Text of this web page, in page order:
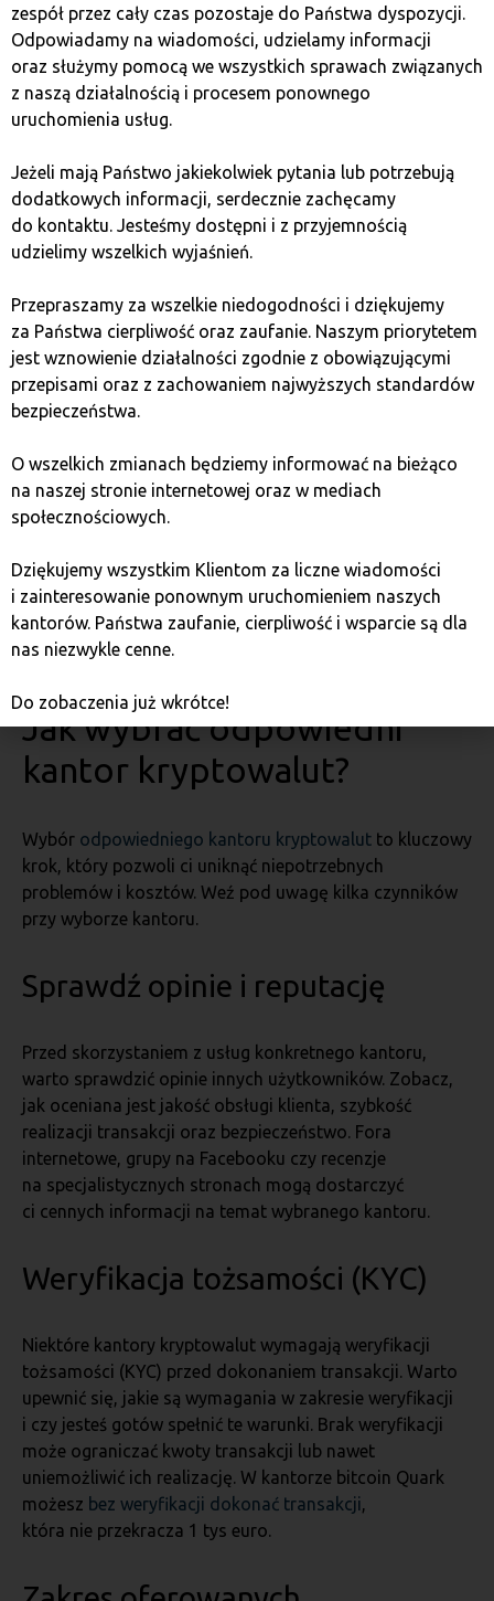
Opłaty za wpłatę i wypłatę
środków
dodatkowe opłaty za wpłatę iwypłatę środków,
zwłaszcza jeśli transakcje obejmują waluty fiducjarne.
Opłaty te mogą dotyczyć zarówno przelewów
bankowych, jak i płatności kartą kredytową lub
związane z wypłatą środków w gotówce
w stacjonarnym kantorze.
Koszty wymiany walut
fiducjarnych
Jeśli kantor kryptowalut oferuje możliwość wymiany
walut fiducjarnych (np. EUR, USD) na kryptowaluty,
z przeliczeniem walut. Warto zwrócić uwagę na kurs
wymiany oferowany przez kantor, aby upewnić się,
że jest on konkurencyjny w porównaniu do kursów
oferowanych przez inne platformy.
Jak wybrać odpowiedni
kantor kryptowalut?
Wybór odpowiedniego kantoru kryptowalut to kluczowy
krok, który pozwoli ci uniknąć niepotrzebnych
problemów i kosztów. Weź pod uwagę kilka czynników
przy wyborze kantoru.
Sprawdź opinie i reputację
Przed skorzystaniem z usług konkretnego kantoru,
warto sprawdzić opinie innych użytkowników. Zobacz,
jak oceniana jest jakość obsługi klienta, szybkość
realizacji transakcji oraz bezpieczeństwo. Fora
internetowe, grupy na Facebooku czy recenzje
na specjalistycznych stronach mogą dostarczyć
ci cennych informacji na temat wybranego kantoru.
Weryfikacja tożsamości (KYC)
Niektóre kantory kryptowalut wymagają weryfikacji
tożsamości (KYC) przed dokonaniem transakcji. Warto
upewnić się, jakie są wymagania w zakresie weryfikacji
i czy jesteś gotów spełnić te warunki. Brak weryfikacji
może ograniczać kwoty transakcji lub nawet
uniemożliwić ich realizację. W kantorze bitcoin Quark
możesz bez weryfikacji dokonać transakcji,
która nie przekracza 1 tys euro.
zespół przez cały czas pozostaje do Państwa dyspozycji.
Odpowiadamy na wiadomości, udzielamy informacji
oraz służymy pomocą we wszystkich sprawach związanych
z naszą działalnością i procesem ponownego
uruchomienia usług.
Jeżeli mają Państwo jakiekolwiek pytania lub potrzebują
dodatkowych informacji, serdecznie zachęcamy
do kontaktu. Jesteśmy dostępni i z przyjemnością
udzielimy wszelkich wyjaśnień.
Przepraszamy za wszelkie niedogodności i dziękujemy
za Państwa cierpliwość oraz zaufanie. Naszym priorytetem
jest wznowienie działalności zgodnie z obowiązującymi
przepisami oraz z zachowaniem najwyższych standardów
bezpieczeństwa.
O wszelkich zmianach będziemy informować na bieżąco
na naszej stronie internetowej oraz w mediach
społecznościowych.
Dziękujemy wszystkim Klientom za liczne wiadomości
i zainteresowanie ponownym uruchomieniem naszych
kantorów. Państwa zaufanie, cierpliwość i wsparcie są dla
nas niezwykle cenne.
Do zobaczenia już wkrótce!